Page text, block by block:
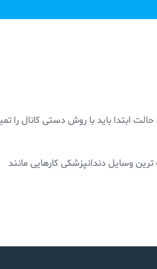
ابتدا باید با روش دستی کانال را
وسایل دندانپزشکی کار‌هایی مانند